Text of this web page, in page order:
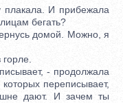
И прибежала
бегать?
домой. Можно, я
- продолжала
переписывает,
дают. И зачем ты